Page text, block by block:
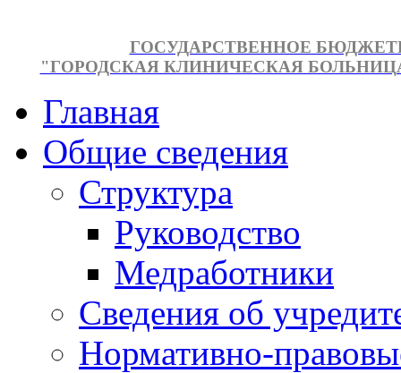
ГОСУДАРСТВЕННОЕ
"ГОРОДСКАЯ КЛИНИЧЕСКАЯ
Главная
Общие сведения
Структура
Руководство
Медработники
Сведения об
Нормативно-